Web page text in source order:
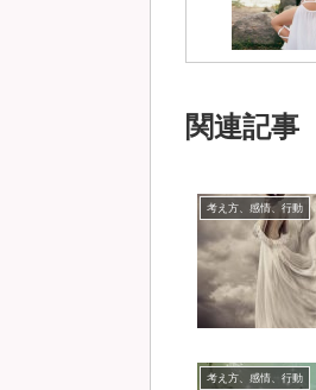
関連記事
考え方、感情、行動
考え方、感情、行動